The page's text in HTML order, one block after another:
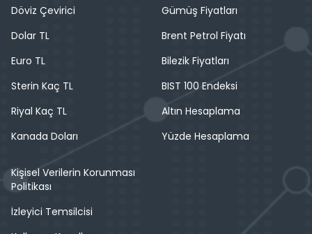
Döviz Çevirici
Dolar TL
Euro TL
Sterin Kaç TL
Riyal Kaç TL
Kanada Doları
Gümüş Fiyatları
Brent Petrol Fiyatı
Bilezik Fiyatları
BIST 100 Endeksi
Altın Hesaplama
Yüzde Hesaplama
Kişisel Verilerin Korunması
Politikası
İzleyici Temsilcisi